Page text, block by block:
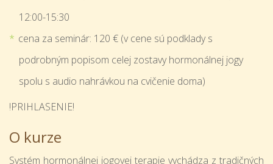
12:00-15:30
cena za seminár: 120 € (v cene sú podklady s
podrobným popisom celej zostavy hormonálnej jogy
spolu s audio nahrávkou na cvičenie doma)
!PRIHLASENIE!
O kurze
Systém hormonálnej jogovej terapie vychádza z tradičných